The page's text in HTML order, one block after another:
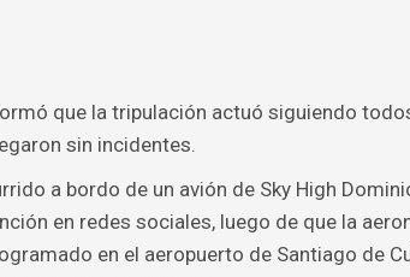
que la tripulación actuó siguiendo
sin incidentes.
a bordo de un avión de Sky High
en redes sociales, luego de que la
en el aeropuerto de Santiago de